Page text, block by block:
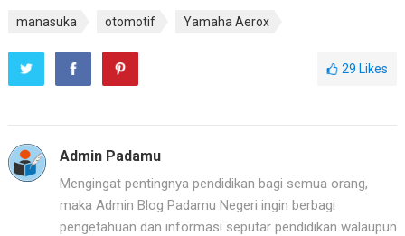
manasuka otomotif Yamaha Aerox
29Likes
Admin Padamu
Mengingat pentingnya pendidikan bagi semua orang,
maka Admin Blog Padamu Negeri ingin berbagi
pengetahuan dan informasi seputar pendidikan walaupun